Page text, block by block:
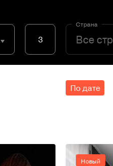
3
Страна
По дате
Новый